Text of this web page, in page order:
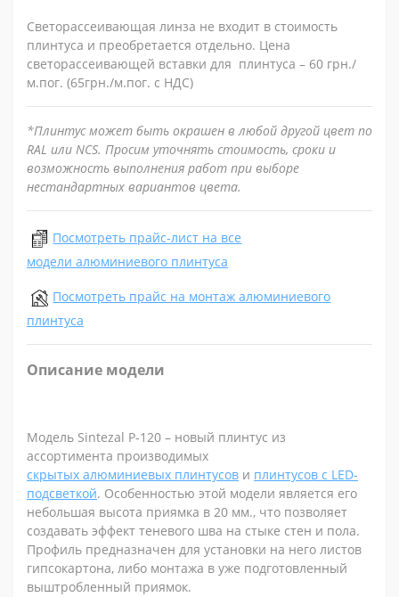
Светорассеивающая линза не входит в стоимость
плинтуса и преобретается отдельно. Цена
светорассеивающей вставки для плинтуса – 60 грн./
м.пог. (65грн./м.пог. с НДС)
*Плинтус может быть окрашен в любой другой цвет по
RAL или NCS. Просим уточнять стоимость, сроки и
возможность выполнения работ при выборе
нестандартных вариантов цвета.
Посмотреть прайс-лист на все
модели алюминиевого плинтуса
Посмотреть прайс на монтаж алюминиевого
плинтуса
Описание модели
Модель Sintezal P-120 – новый плинтус из
ассортимента производимых
скрытых алюминиевых плинтусов и плинтусов с LED-
подсветкой. Особенностью этой модели является его
небольшая высота приямка в 20 мм., что позволяет
создавать эффект теневого шва на стыке стен и пола.
Профиль предназначен для установки на него листов
гипсокартона, либо монтажа в уже подготовленный
выштробленный приямок.